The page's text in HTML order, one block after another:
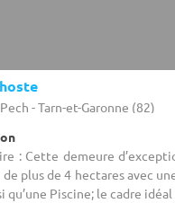
- Tarn-et-Garonne (82)
: Cette demeure
de plus de 4 hectares avec
qu’une Piscine; le cadre idéal